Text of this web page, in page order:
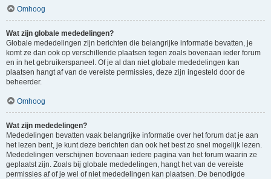
Omhoog
Wat zijn globale mededelingen?
Globale mededelingen zijn berichten die belangrijke informatie bevatten, je
komt ze dan ook op verschillende plaatsen tegen zoals bovenaan ieder forum
en in het gebruikerspaneel. Of je al dan niet globale mededelingen kan
plaatsen hangt af van de vereiste permissies, deze zijn ingesteld door de
beheerder.
Omhoog
Wat zijn mededelingen?
Mededelingen bevatten vaak belangrijke informatie over het forum dat je aan
het lezen bent, je kunt deze berichten dan ook het best zo snel mogelijk lezen.
Mededelingen verschijnen bovenaan iedere pagina van het forum waarin ze
geplaatst zijn. Zoals bij globale mededelingen, hangt het van de vereiste
permissies af of je wel of niet mededelingen kan plaatsen. De benodigde